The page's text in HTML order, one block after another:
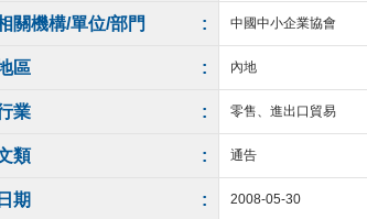
關機構/單位/部門 : 中國中小企業協會
區 : 內地
業 : 零售、進出口貿易
類 : 通告
日期 : 2008-05-30